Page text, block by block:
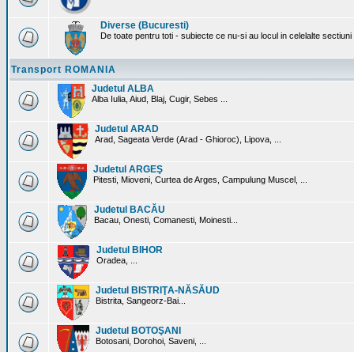
Diverse (Bucuresti)
De toate pentru toti - subiecte ce nu-si au locul in celelalte
Transport ROMANIA
Judetul ALBA
Alba Iulia, Aiud, Blaj, Cugir, Sebes ...
Judetul ARAD
Arad, Sageata Verde (Arad - Ghioroc), Lipova, ...
Judetul ARGEŞ
Pitesti, Mioveni, Curtea de Arges, Campulung Muscel, ...
Judetul BACĂU
Bacau, Onesti, Comanesti, Moinesti...
Judetul BIHOR
Oradea, ...
Judetul BISTRIŢA-NĂSĂUD
Bistrita, Sangeorz-Bai...
Judetul BOTOŞANI
Botosani, Dorohoi, Saveni, ...